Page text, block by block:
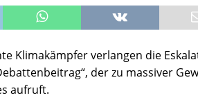
Klimakämpfer verlangen die
der zu massiver
aufruft.